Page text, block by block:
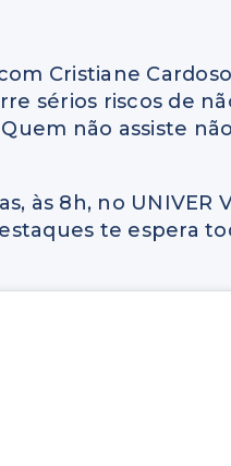
Cristiane
sérios riscos de
não assiste
às 8h, no UNIVER
te espera